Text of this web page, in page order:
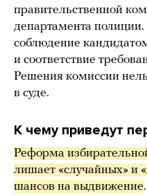
правительственной
департамента
соблюдение
и соответствие
Решения комиссии
в суде.
К чему приведут
Реформа
лишает «случайных» и
шансов на выдвижение